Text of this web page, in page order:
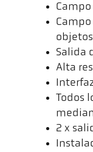
Salida
Alta
Todos
2 x